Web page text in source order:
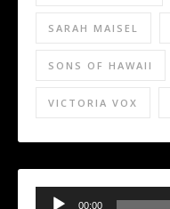
SARAH MAISEL
SONS OF HAWAII
VICTORIA VOX
Audio
00:00